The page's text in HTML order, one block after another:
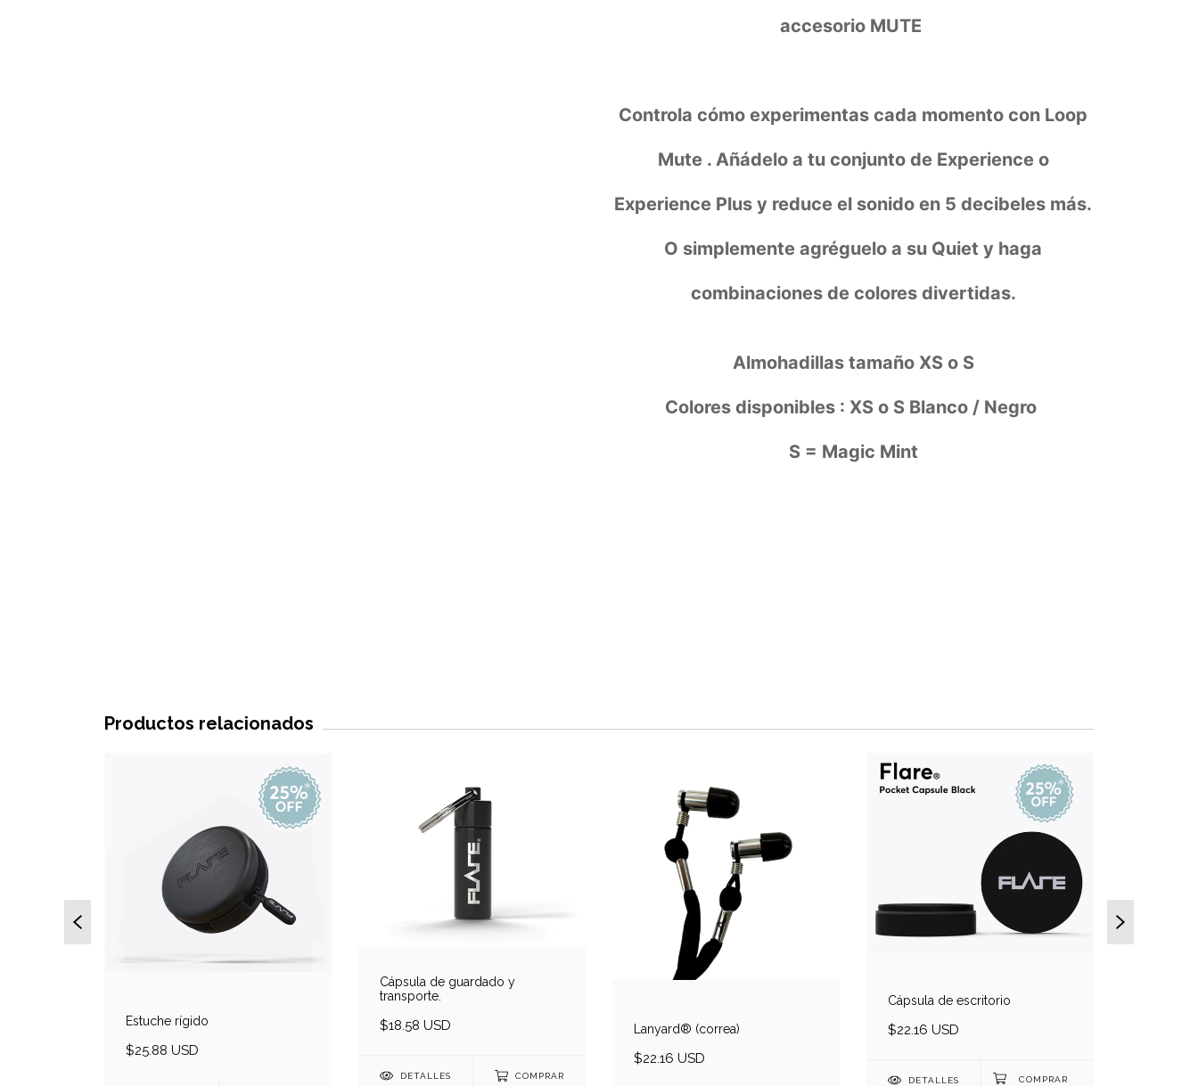
accesorio MUTE
Controla cómo experimentas cada momento con Loop
Mute . Añádelo a tu conjunto de Experience o
Experience Plus y reduce el sonido en 5 decibeles más.
O simplemente agréguelo a su Quiet y haga
combinaciones de colores divertidas.
Almohadillas tamaño XS o S
Colores disponibles : XS o S Blanco / Negro
S = Magic Mint
Productos relacionados
Estuche rígido
$25.88 USD
Cápsula de guardado y
transporte.
$18.58 USD
DETALLES COMPRAR
Lanyard® (correa)
$22.16 USD
Cápsula de escritorio
$22.16 USD
DETALLES